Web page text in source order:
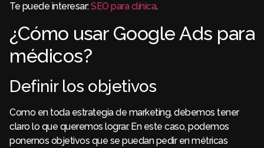
Te puede interesar:SEO para clínica.
¿Cómo usar Google Ads para
médicos?
Definir los objetivos
Como en toda estrategia de marketing, debemos tener
claro lo que queremos lograr. En este caso, podemos
ponernos objetivos que se puedan pedir en métricas